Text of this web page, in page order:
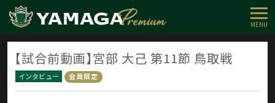
MENU
【試合前動画】宮部 大己 第11節 鳥取戦
インタビュー 会員限定